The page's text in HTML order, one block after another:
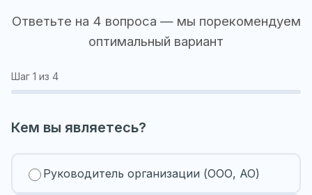
Ответьте на 4 вопроса — мы порекомендуем
оптимальный вариант
Шаг 1 из 4
Кем вы являетесь?
Руководитель организации (ООО, АО)